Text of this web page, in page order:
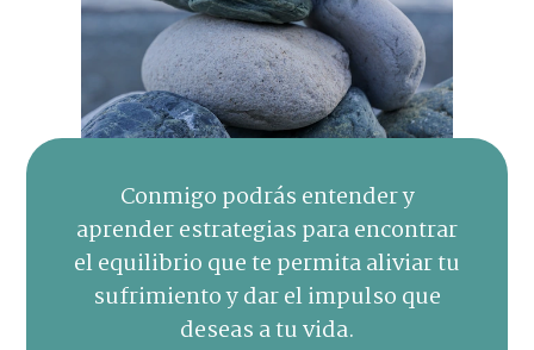
Conmigo podrás entender y
aprender estrategias para encontrar
el equilibrio que te permita aliviar tu
sufrimiento y dar el impulso que
deseas a tu vida.